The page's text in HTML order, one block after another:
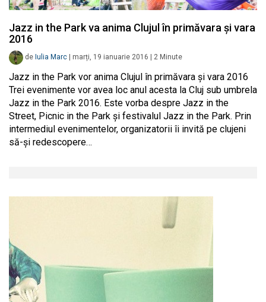
Jazz in the Park va anima Clujul în primăvara și vara
2016
de Iulia Marc | marți, 19 ianuarie 2016 | 2 Minute
Jazz in the Park vor anima Clujul în primăvara și vara 2016
Trei evenimente vor avea loc anul acesta la Cluj sub umbrela
Jazz in the Park 2016. Este vorba despre Jazz in the
Street, Picnic in the Park și festivalul Jazz in the Park. Prin
intermediul evenimentelor, organizatorii îi invită pe clujeni
să-și redescopere…